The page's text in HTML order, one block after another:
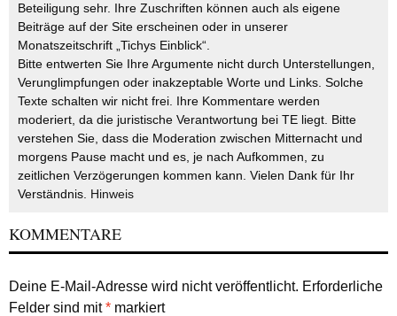
Beteiligung sehr. Ihre Zuschriften können auch als eigene
Beiträge auf der Site erscheinen oder in unserer
Monatszeitschrift „Tichys Einblick“.
Bitte entwerten Sie Ihre Argumente nicht durch Unterstellungen,
Verunglimpfungen oder inakzeptable Worte und Links. Solche
Texte schalten wir nicht frei. Ihre Kommentare werden
moderiert, da die juristische Verantwortung bei TE liegt. Bitte
verstehen Sie, dass die Moderation zwischen Mitternacht und
morgens Pause macht und es, je nach Aufkommen, zu
zeitlichen Verzögerungen kommen kann. Vielen Dank für Ihr
Verständnis. Hinweis
KOMMENTARE
Deine E-Mail-Adresse wird nicht veröffentlicht. Erforderliche
Felder sind mit* markiert